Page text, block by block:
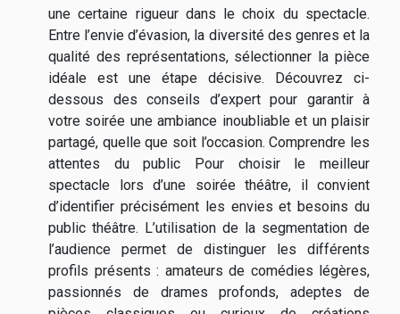
une certaine rigueur dans le choix du spectacle.
Entre l’envie d’évasion, la diversité des genres et la
qualité des représentations, sélectionner la pièce
idéale est une étape décisive. Découvrez ci-
dessous des conseils d’expert pour garantir à
votre soirée une ambiance inoubliable et un plaisir
partagé, quelle que soit l’occasion. Comprendre les
attentes du public Pour choisir le meilleur
spectacle lors d’une soirée théâtre, il convient
d’identifier précisément les envies et besoins du
public théâtre. L’utilisation de la segmentation de
l’audience permet de distinguer les différents
profils présents : amateurs de comédies légères,
passionnés de drames profonds, adeptes de